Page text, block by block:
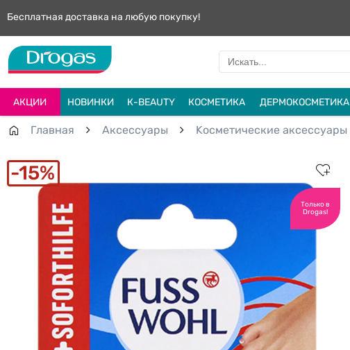
Бесплатная доставка на любую покупку!
АКЦИИ НОВИНКИ К-BEAUTY КОСМЕТИКА ДЕРМОКОСМЕТИКА
Главная Aксессуары Kосметические аксессуары
15%
Только в
Drogas!